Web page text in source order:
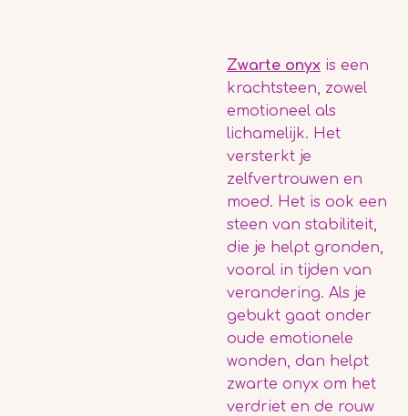
Zwarte onyx is een
krachtsteen, zowel
emotioneel als
lichamelijk. Het
versterkt je
zelfvertrouwen en
moed. Het is ook een
steen van stabiliteit,
die je helpt gronden,
vooral in tijden van
verandering. Als je
gebukt gaat onder
oude emotionele
wonden, dan helpt
zwarte onyx om het
verdriet en de rouw